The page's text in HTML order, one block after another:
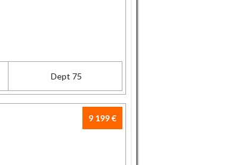
Dept 75
9 199 €